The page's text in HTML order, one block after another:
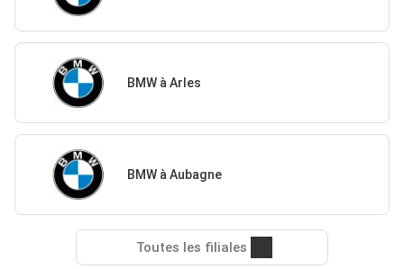
BMW à Arles
BMW à Aubagne
Toutes les filiales